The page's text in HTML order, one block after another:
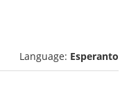
Language: Esperanto